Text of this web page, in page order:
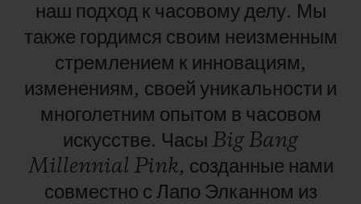
наш подход к часовомуделу. Мы
также гордимся своим неизменным
стремлением к инновациям,
изменениям, своей уникальности и
многолетним опытом в часовом
искусстве. Часы Big Bang
Millennial Pink, созданные нами
совместно с Лапо Элканном из